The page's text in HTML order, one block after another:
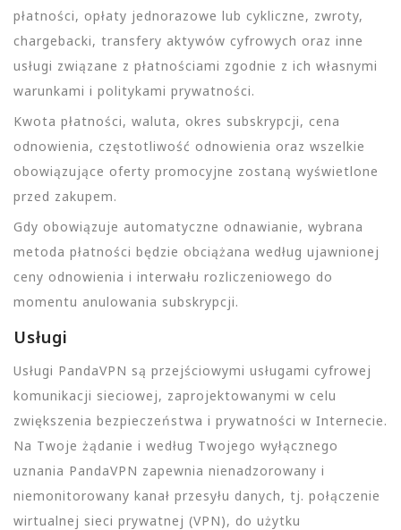
płatności, opłaty jednorazowe lub cykliczne, zwroty,
chargebacki, transfery aktywów cyfrowych oraz inne
usługi związane z płatnościami zgodnie z ich własnymi
warunkami i politykami prywatności.
Kwota płatności, waluta, okres subskrypcji, cena
odnowienia, częstotliwość odnowienia oraz wszelkie
obowiązujące oferty promocyjne zostaną wyświetlone
przed zakupem.
Gdy obowiązuje automatyczne odnawianie, wybrana
metoda płatności będzie obciążana według ujawnionej
ceny odnowienia i interwału rozliczeniowego do
momentu anulowania subskrypcji.
Usługi
Usługi PandaVPN są przejściowymi usługami cyfrowej
komunikacji sieciowej, zaprojektowanymi w celu
zwiększenia bezpieczeństwa i prywatności w Internecie.
Na Twoje żądanie i według Twojego wyłącznego
uznania PandaVPN zapewnia nienadzorowany i
niemonitorowany kanał przesyłu danych, tj. połączenie
wirtualnej sieci prywatnej (VPN), do użytku